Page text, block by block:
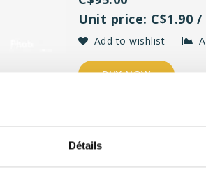
Détails
Unit price: C$1.90 /
Add to wishlist
BUY NOW